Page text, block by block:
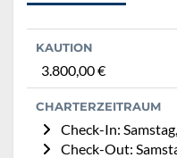
KAUTION
3.800,00 €
CHARTERZEITRAUM
Check-In:
Check-Out: